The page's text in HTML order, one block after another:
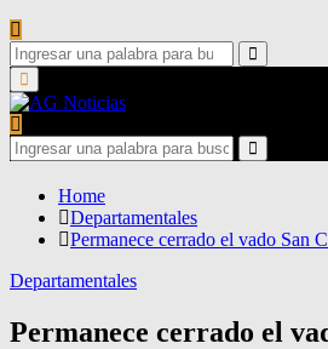
Search
for:
Search
Primary
Menu
Search
for:
Search
Home
Departamentales
Permanece cerrado el vado San
Departamentales
Permanece cerrado el